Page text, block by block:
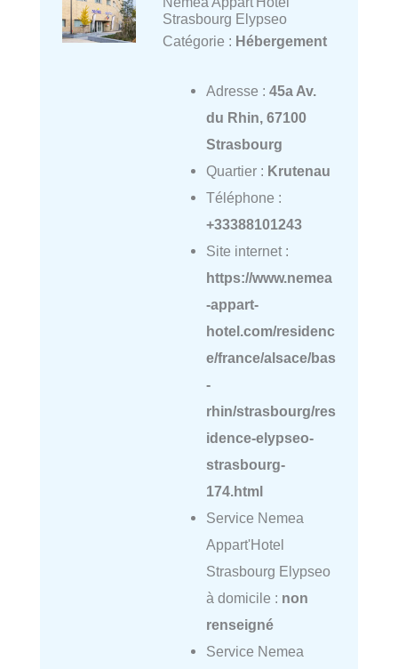
Strasbourg Elypseo
Catégorie : Hébergement
Adresse : 45a Av.
du Rhin, 67100
Strasbourg
Quartier : Krutenau
Téléphone :
+33388101243
Site internet :
https://www.nemea
-appart-
hotel.com/residenc
e/france/alsace/bas
-
rhin/strasbourg/res
idence-elypseo-
strasbourg-
174.html
Service Nemea
Appart'Hotel
Strasbourg Elypseo
à domicile : non
renseigné
Service Nemea